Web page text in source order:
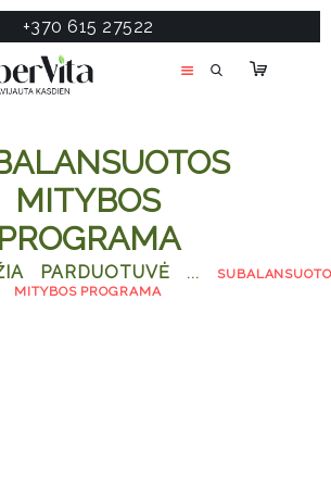
+370 615 27522
MITYBOS
PROGRAMA
PARDUOTUVĖ ...
MITYBOS PROGRAMA